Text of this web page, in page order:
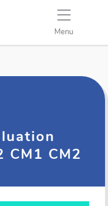
Menu
CM1 CM2